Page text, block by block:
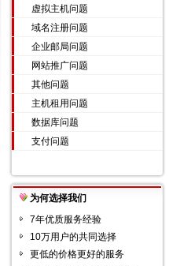
虚拟主机问题
域名注册问题
企业邮局问题
网站推广问题
其他问题
主机租用问题
数据库问题
支付问题
为何选择我们
7年优质服务经验
10万用户的共同选择
更低的价格更好的服务